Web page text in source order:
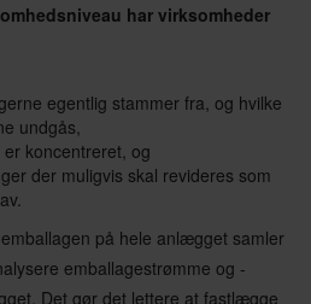
har virksomheder
egentlig stammer fra, og hvilke
undgås,
koncentreret, og
der muligvis skal revideres som
på hele anlægget samler
emballagestrømme og -
Det gør det lettere at fastlægge